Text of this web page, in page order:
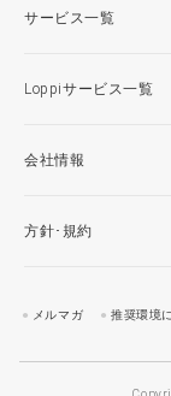
サービス一覧
Loppiサービス一覧
会社情報
方針･規約
メルマガ 推奨環境